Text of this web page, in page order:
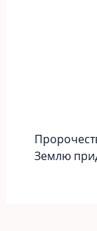
Землю